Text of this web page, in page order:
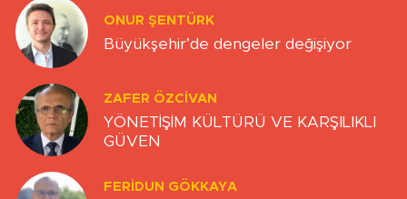
ONUR ŞENTÜRK
Büyükşehir’de dengeler değişiyor
ZAFER ÖZCIVAN
YÖNETİŞİM KÜLTÜRÜ VE KARŞILIKLI
GÜVEN
FERIDUN GÖKKAYA